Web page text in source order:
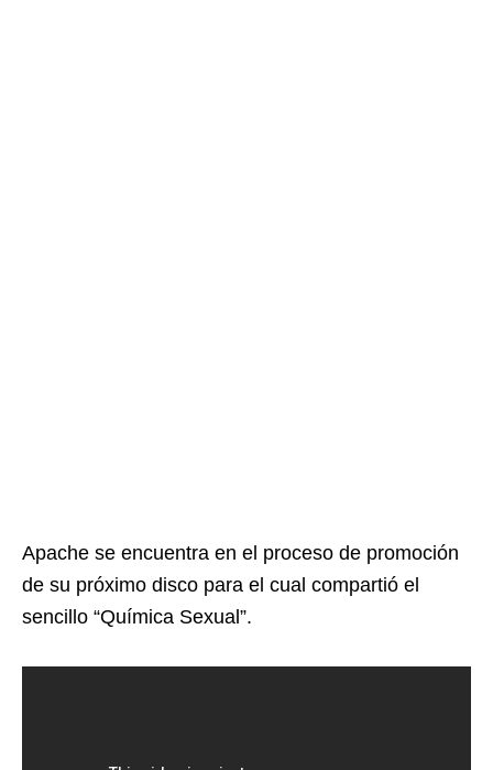
Apache se encuentra en el proceso de promoción
de su próximo disco para el cual compartió el
sencillo “Química Sexual”.